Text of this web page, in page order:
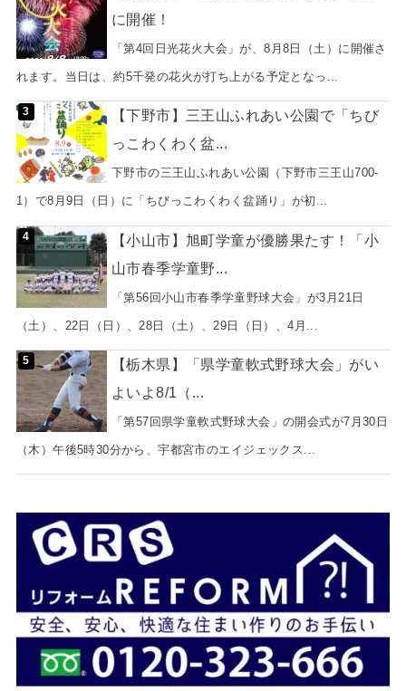
に開催！
「第4回日光花火大会」が、8月8日（土）に開催さ
れます。当日は、約5千発の花火が打ち上がる予定となっ...
【下野市】三王山ふれあい公園で「ちび
っこわくわく盆...
下野市の三王山ふれあい公園（下野市三王山700-
1）で8月9日（日）に「ちびっこわくわく盆踊り」が初...
【小山市】旭町学童が優勝果たす！「小
山市春季学童野...
「第56回小山市春季学童野球大会」が3月21日
（土）、22日（日）、28日（土）、29日（日）、4月...
【栃木県】「県学童軟式野球大会」がい
よいよ8/1（...
「第57回県学童軟式野球大会」の開会式が7月30日
（木）午後5時30分から、宇都宮市のエイジェックス...